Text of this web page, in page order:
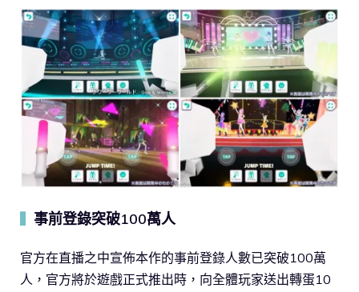
事前登錄突破100萬人
官方在直播之中宣佈本作的事前登錄人數已突破100萬
人，官方將於遊戲正式推出時，向全體玩家送出轉蛋10